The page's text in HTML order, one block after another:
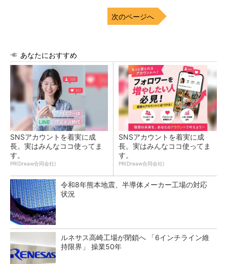
次のページへ
あなたにおすすめ
SNSアカウントを着実に成
長。実はみんなココ使ってま
す。
PR(Dreaw合同会社)
SNSアカウントを着実に成
長。実はみんなココ使ってま
す。
PR(Dreaw合同会社)
令和8年熊本地震、半導体メーカー工場の対応
状況
ルネサス高崎工場が閉鎖へ 「6インチライン維
持限界」 操業50年